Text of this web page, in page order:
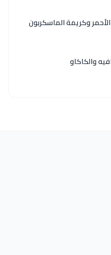
وكريمة الماسكربون
والكاكاو